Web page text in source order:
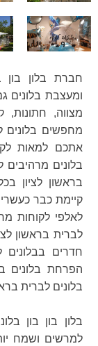
חברת בלון בון
ומעצבת בלונים
מצווה, חתונות,
מחפשים בלונים
אתכם למאות
בלונים מרהיבים
בראשון לציון
קיימת כבר
לאלפי לקוחות
לברית בראשון
חדרים
הפרחת בלונים
בלונים לברית
בלון בון בון
למרשים ושמח